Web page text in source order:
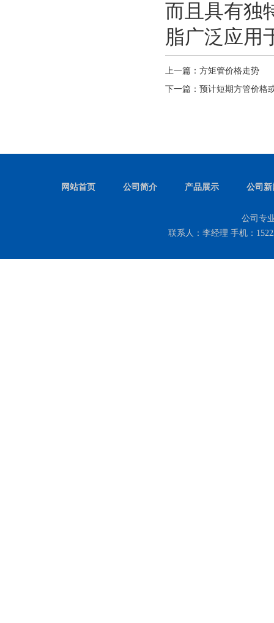
而且具有独
脂广泛应用
上一篇： 方矩管价格走势
下一篇： 预计短期方管价格
网站首页 公司简介 产品展示 公司新
公司专
联系人：李经理 手机：